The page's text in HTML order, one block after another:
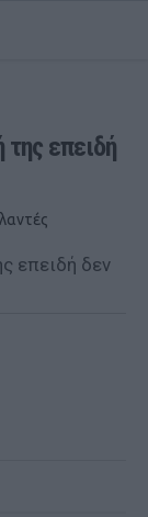
επειδή